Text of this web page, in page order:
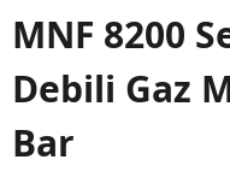
MNF 8200
Debili Gaz
Bar